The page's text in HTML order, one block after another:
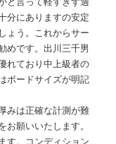
分にありますの安定
ょう。これからサー
めです。出川三千男
れており中上級者の
ボードサイズが明記
みは正確な計測が難
お願いいたします。
す。コンディション